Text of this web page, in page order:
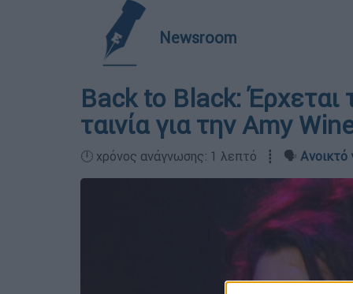
Newsroom
Back to Black: Έρχεται
ταινία για την Amy
🕛 χρόνος ανάγνωσης: 1 λεπτό ┋ 🗣️ Ανοικτό